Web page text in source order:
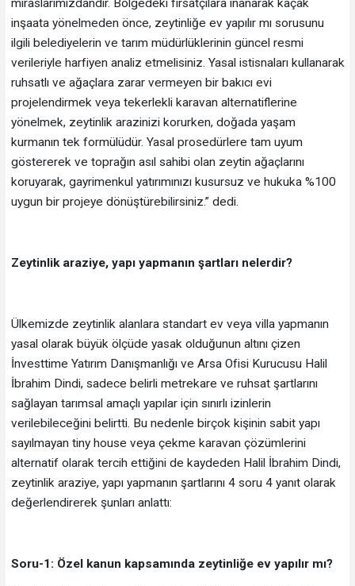
miraslarımızdandır. Bölgedeki fırsatçılara inanarak kaçak
inşaata yönelmeden önce, zeytinliğe ev yapılır mı sorusunu
ilgili belediyelerin ve tarım müdürlüklerinin güncel resmi
verileriyle harfiyen analiz etmelisiniz. Yasal istisnaları kullanarak
ruhsatlı ve ağaçlara zarar vermeyen bir bakıcı evi
projelendirmek veya tekerlekli karavan alternatiflerine
yönelmek, zeytinlik arazinizi korurken, doğada yaşam
kurmanın tek formülüdür. Yasal prosedürlere tam uyum
göstererek ve toprağın asıl sahibi olan zeytin ağaçlarını
koruyarak, gayrimenkul yatırımınızı kusursuz ve hukuka %100
uygun bir projeye dönüştürebilirsiniz.” dedi.
Zeytinlik araziye, yapı yapmanın şartları nelerdir?
Ülkemizde zeytinlik alanlara standart ev veya villa yapmanın
yasal olarak büyük ölçüde yasak olduğunun altını çizen
İnvesttime Yatırım Danışmanlığı ve Arsa Ofisi Kurucusu Halil
İbrahim Dindi, sadece belirli metrekare ve ruhsat şartlarını
sağlayan tarımsal amaçlı yapılar için sınırlı izinlerin
verilebileceğini belirtti. Bu nedenle birçok kişinin sabit yapı
sayılmayan tiny house veya çekme karavan çözümlerini
alternatif olarak tercih ettiğini de kaydeden Halil İbrahim Dindi,
zeytinlik araziye, yapı yapmanın şartlarını 4 soru 4 yanıt olarak
değerlendirerek şunları anlattı:
Soru-1: Özel kanun kapsamında zeytinliğe ev yapılır mı?